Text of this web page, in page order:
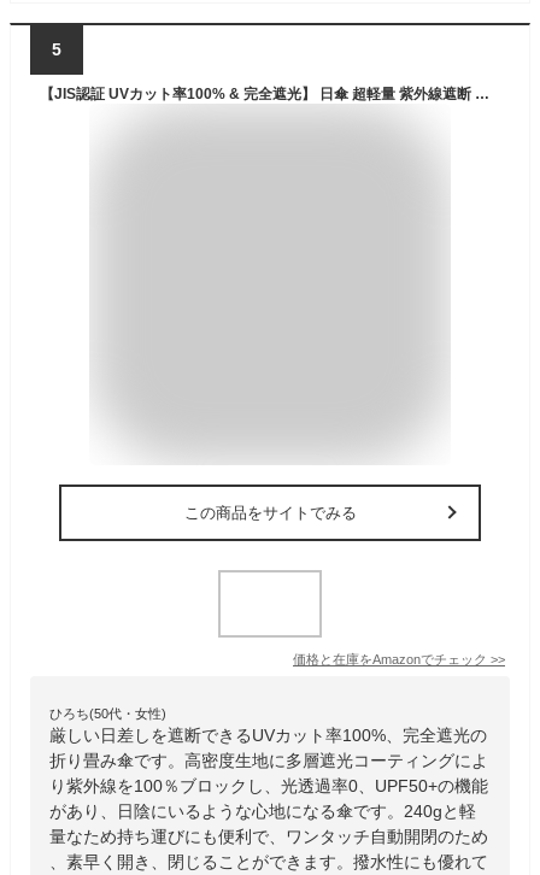
5
【JIS認証 UVカット率100% & 完全遮光】 日傘 超軽量 紫外線遮断 遮熱 UPF50+ 折り畳み日傘 暑さ対策 熱中症対策 日焼け防止 コンパクト 折りたたみ傘 ワンタッチ自動開閉 耐風撥水 晴雨兼用 携帯便利 レディース メンズ 男女兼用 収納ポーチ付き 母の日 父の日 ギフト (ベージュ×ホワイト, 超軽量タイプ)
この商品をサイトでみる
価格と在庫をAmazonでチェック >>
ひろち(50代・女性)
厳しい日差しを遮断できるUVカット率100%、完全遮光の
折り畳み傘です。高密度生地に多層遮光コーティングによ
り紫外線を100％ブロックし、光透過率0、UPF50+の機能
があり、日陰にいるような心地になる傘です。240gと軽
量なため持ち運びにも便利で、ワンタッチ自動開閉のため
、素早く開き、閉じることができます。撥水性にも優れて